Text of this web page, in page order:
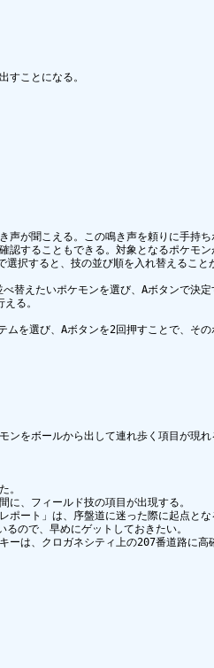
すことになる。
が聞こえる。この鳴き声を頼りに手持ち
することもできる。対象となるポケモ
択すると、技の並び順を入れ替えること
替えたいポケモンを選び、Aボタンで決
る。
選び、Aボタンを2回押すことで、その
をボールから出して連れ歩く項目が現れ
。
、フィールド技の項目が出現する。
ート」は、序盤道に迷った際に起点とな
ので、早めにゲットしておきたい。
は、クロガネシティ上の207番道路に高